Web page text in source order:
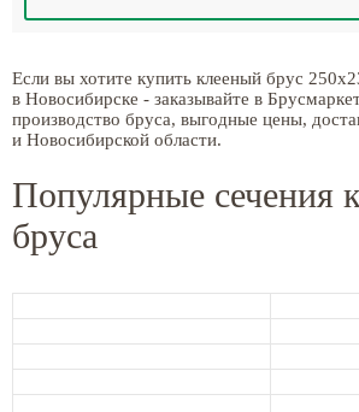
Если вы хотите купить клееный брус
в Новосибирске - заказывайте в
производство бруса, выгодные цены,
и Новосибирской области.
Популярные сечения
бруса